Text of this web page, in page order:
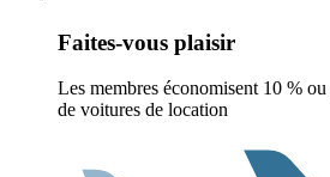
Faites-vous plaisir
Les membres économisent 10 %
de voitures de location